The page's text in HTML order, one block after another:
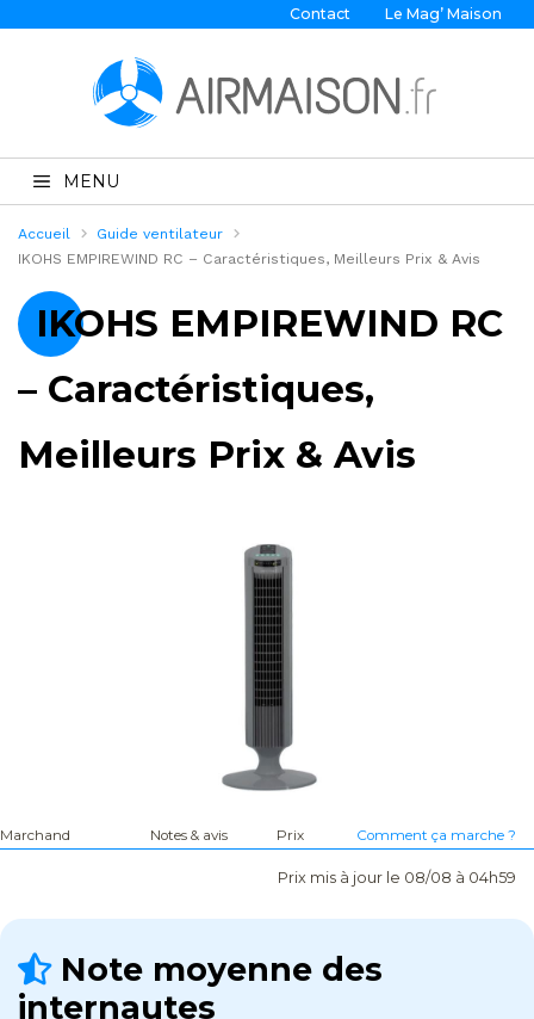
Contact Le Mag’ Maison
MENU
Accueil
Guide ventilateur
IKOHS EMPIREWIND RC – Caractéristiques, Meilleurs Prix & Avis
IKOHS EMPIREWIND RC
– Caractéristiques,
Meilleurs Prix & Avis
Marchand Notes & avis Prix Comment ça marche ?
Prix mis à jour le 08/08 à 04h59
Note moyenne des
internautes